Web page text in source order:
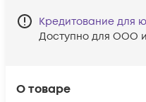
О товаре
Кредитование для
Доступно для ООО